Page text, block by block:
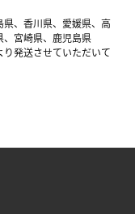
、香川県、愛媛県、高
、宮崎県、鹿児島県
発送させていただいて